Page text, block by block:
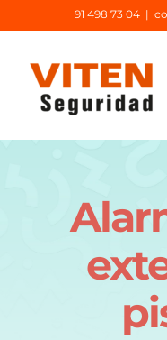
al
contenido
91 498 73 04 |